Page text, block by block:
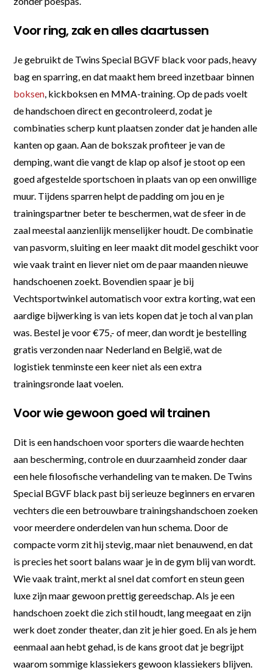
Voor ring, zak en alles daartussen
Je gebruikt de Twins Special BGVF black voor pads, heavy
bag en sparring, en dat maakt hem breed inzetbaar binnen
boksen, kickboksen en MMA-training. Op de pads voelt
de handschoen direct en gecontroleerd, zodat je
combinaties scherp kunt plaatsen zonder dat je handen alle
kanten op gaan. Aan de bokszak profiteer je van de
demping, want die vangt de klap op alsof je stoot op een
goed afgestelde sportschoen in plaats van op een onwillige
muur. Tijdens sparren helpt de padding om jou en je
trainingspartner beter te beschermen, wat de sfeer in de
zaal meestal aanzienlijk menselijker houdt. De combinatie
van pasvorm, sluiting en leer maakt dit model geschikt voor
wie vaak traint en liever niet om de paar maanden nieuwe
handschoenen zoekt. Bovendien spaar je bij
Vechtsportwinkel automatisch voor extra korting, wat een
aardige bijwerking is van iets kopen dat je toch al van plan
was. Bestel je voor €75,- of meer, dan wordt je bestelling
gratis verzonden naar Nederland en België, wat de
logistiek tenminste een keer niet als een extra
trainingsronde laat voelen.
Voor wie gewoon goed wil trainen
Dit is een handschoen voor sporters die waarde hechten
aan bescherming, controle en duurzaamheid zonder daar
een hele filosofische verhandeling van te maken. De Twins
Special BGVF black past bij serieuze beginners en ervaren
vechters die een betrouwbare trainingshandschoen zoeken
voor meerdere onderdelen van hun schema. Door de
compacte vorm zit hij stevig, maar niet benauwend, en dat
is precies het soort balans waar je in de gym blij van wordt.
Wie vaak traint, merkt al snel dat comfort en steun geen
luxe zijn maar gewoon prettig gereedschap. Als je een
handschoen zoekt die zich stil houdt, lang meegaat en zijn
werk doet zonder theater, dan zit je hier goed. En als je hem
eenmaal aan hebt gehad, is de kans groot dat je begrijpt
waarom sommige klassiekers gewoon klassiekers blijven.